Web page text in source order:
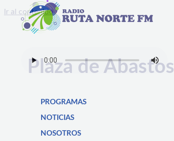
Ir al contenido
PROGRAMAS
NOTICIAS
NOSOTROS
Plaza de Abastos